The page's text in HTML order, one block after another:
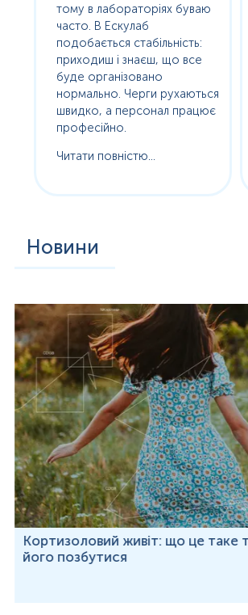
тому в лабораторіях буваю
часто. В Ескулаб
подобається стабільність:
приходиш і знаєш, що все
буде організовано
нормально. Черги рухаються
швидко, а персонал працює
професійно.
Читати повністю...
Новини
Кортизоловий живіт: що це таке
його позбутися